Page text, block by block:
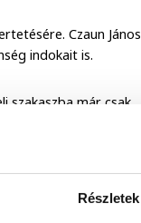
Részletek
Czaun János
indokait is.
szakaszba már csak
előbbié azért lett
teljesítette. Az
szemben a 28.8-